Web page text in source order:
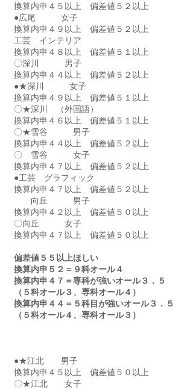
換算内申４５以上　偏差値５２以上
●広尾　　　女子
換算内申４９以上　偏差値５２以上
工芸　インテリア
換算内申４８以上　偏差値５１以上
〇深川　　　男子
換算内申４４以上　偏差値５２以上
●★深川　　　女子
換算内申４９以上　偏差値５１以上
〇★深川　（外国語）
換算内申４６以上　偏差値５１以上
〇★雪谷　　　男子
換算内申４４以上　偏差値５２以上
〇　雪谷　　　女子
換算内申４７以上　偏差値５２以上
●工芸　グラフィック
換算内申４７以上　偏差値５２以上
向丘　　　男子
換算内申４２以上　偏差値５０以上
〇向丘　　　女子
換算内申４７以上　偏差値５０以上
偏差値５５以上ほしい
換算内申５２＝９科オール４
換算内申４７＝専科が強いオール３．５
（５科オール３、専科オール４）
換算内申４４＝５科目が強いオール３．５
（５科オール４、専科オール３）
●★江北　　男子
換算内申４５以上　偏差値５０以上
〇★江北　　女子